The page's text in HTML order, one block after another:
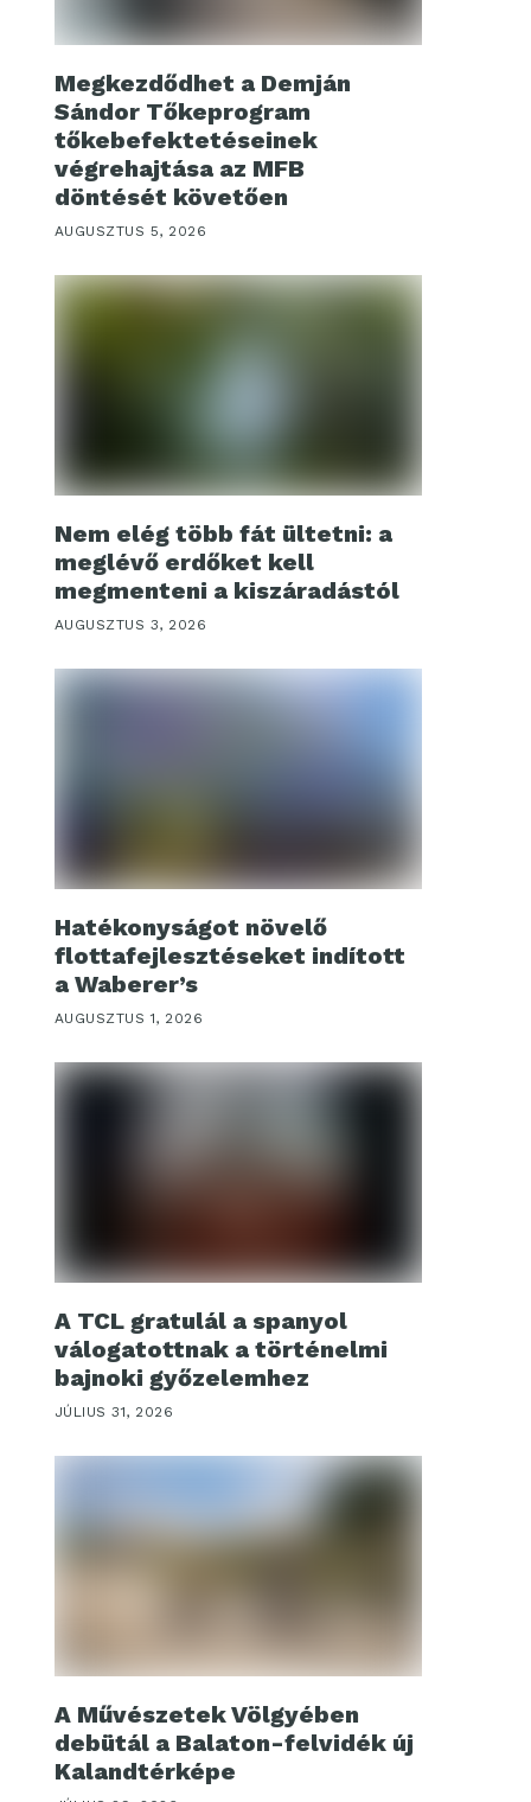
Megkezdődhet a Demján
Sándor Tőkeprogram
tőkebefektetéseinek
végrehajtása az MFB
döntését követően
AUGUSZTUS 5, 2026
Nem elég több fát ültetni: a
meglévő erdőket kell
megmenteni a kiszáradástól
AUGUSZTUS 3, 2026
Hatékonyságot növelő
flottafejlesztéseket indított
a Waberer’s
AUGUSZTUS 1, 2026
A TCL gratulál a spanyol
válogatottnak a történelmi
bajnoki győzelemhez
JÚLIUS 31, 2026
A Művészetek Völgyében
debütál a Balaton-felvidék új
Kalandtérképe